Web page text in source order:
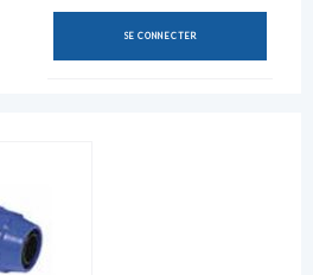
SE CONNECTER